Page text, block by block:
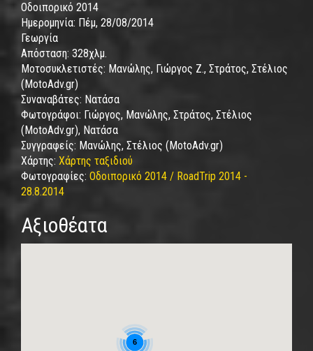
Οδοιπορικό 2014
Ημερομηνία: Πέμ, 28/08/2014
Γεωργία
Απόσταση: 328χλμ.
Μοτοσυκλετιστές: Μανώλης, Γιώργος Ζ., Στράτος, Στέλιος
(MotoAdv.gr)
Συναναβάτες: Νατάσα
Φωτογράφοι: Γιώργος, Μανώλης, Στράτος, Στέλιος
(MotoAdv.gr), Νατάσα
Συγγραφείς: Μανώλης, Στέλιος (MotoAdv.gr)
Χάρτης: Χάρτης ταξιδιού
Φωτογραφίες: Οδοιπορικό 2014 / RoadTrip 2014 -
28.8.2014
Αξιοθέατα
6